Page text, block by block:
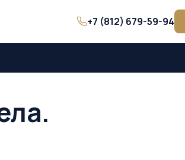
+7 (812) 679-59-94